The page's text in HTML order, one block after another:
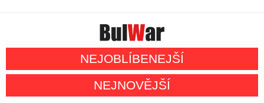
NEJOBLÍBENEJŠÍ
NEJNOVĚJŠÍ